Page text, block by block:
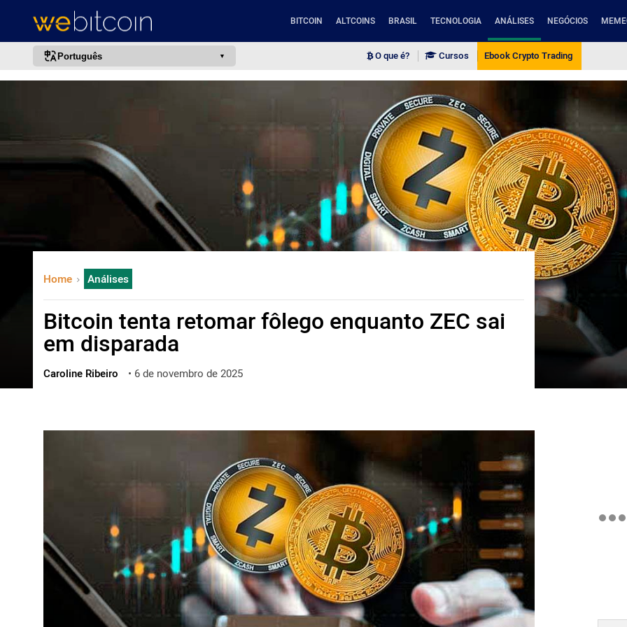
BITCOIN ALTCOINS BRASIL TECNOLOGIA ANÁLISES NEGÓCIOS
Português
français
한국어
العربية
ไทย
ქართული
O que é? Cursos Ebook Crypto Trading
Home Análises
Bitcoin tenta retomar fôlego enquanto ZEC sai
em disparada
Caroline Ribeiro • 6 de novembro de 2025